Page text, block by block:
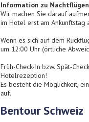
Information zu
Wir machen Sie darauf
im Hotel erst am
Wenn es sich auf dem
um 12:00 Uhr (örtliche
Früh-Check-In bzw. Spät-
Hotelrezeption!
Es besteht die Möglichkeit,
auf.
Bentour Schweiz